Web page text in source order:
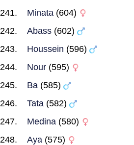
Minata (604)
Abass (602)
Houssein (596)
Nour (595)
Ba (585)
Tata (582)
Medina (580)
Aya (575)